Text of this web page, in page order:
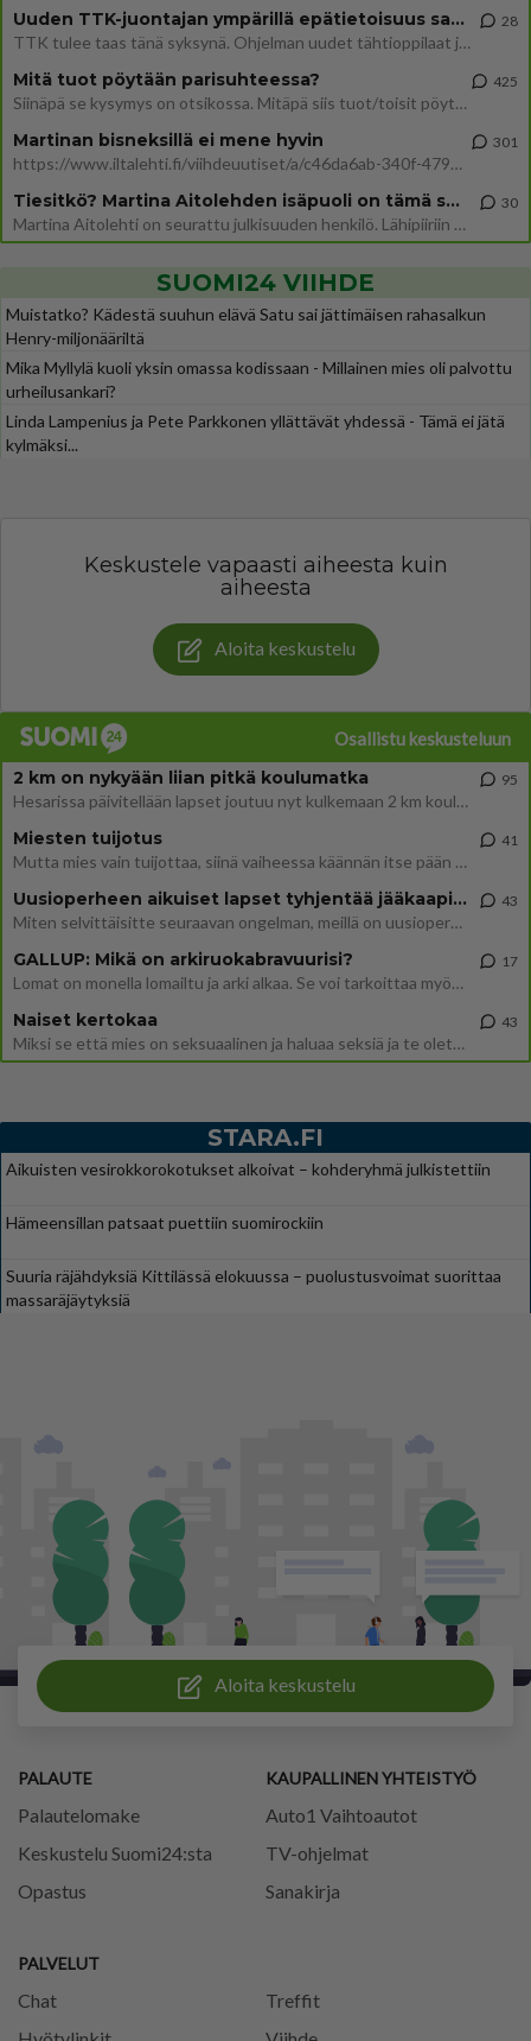
Uuden TTK-juontajan ympärillä epätietoisuus sakenee - Nyt MTV hämmentää soppaa
TTK tulee taas tänä syksynä. Ohjelman uudet tähtioppilaat julkistetaan torstaina 6. elokuuta klo 14 alkavassa lehdistö
28
Mitä tuot pöytään parisuhteessa?
Siinäpä se kysymys on otsikossa. Mitäpä siis tuot/toisit pöytään parisuhteessa? Oletko mies vai nainen? Koetko sen mitä
425
Martinan bisneksillä ei mene hyvin
https://www.iltalehti.fi/viihdeuutiset/a/c46da6ab-340f-4790-aaa7-0865eed2336 Yrityksen konkurssihakemus on tullut kärä
301
Tiesitkö? Martina Aitolehden isäpuoli on tämä suosittu laulaja
Martina Aitolehti on seurattu julkisuuden henkilö. Lähipiiriin mahtuu muitakin tunnettuja henkilöitä. Tiesitkö, että Ma
30
SUOMI24 VIIHDE
Muistatko? Kädestä suuhun elävä Satu sai jättimäisen rahasalkun
Henry-miljonääriltä
Mika Myllylä kuoli yksin omassa kodissaan - Millainen mies oli palvottu
urheilusankari?
Linda Lampenius ja Pete Parkkonen yllättävät yhdessä - Tämä ei jätä
kylmäksi...
Keskustele vapaasti aiheesta kuin
aiheesta
Aloita keskustelu
Osallistu keskusteluun
2 km on nykyään liian pitkä koulumatka
Hesarissa päivitellään lapset joutuu nyt kulkemaan 2 km kouluun jösses. Ruostefillarilla tuo matka menee vaikka miten äk
95
Miesten tuijotus
Mutta mies vain tuijottaa, siinä vaiheessa käännän itse pään pois. Mikä juttu? Yleensä jos joku tuijottaa tai katsoo, hä
41
Uusioperheen aikuiset lapset tyhjentää jääkaapin käydessään
Miten selvittäisitte seuraavan ongelman, meillä on uusioperhe, minulla teini-ikäiset lapset ja puolisolla aikuiset, jotk
43
GALLUP: Mikä on arkiruokabravuurisi?
Lomat on monella lomailtu ja arki alkaa. Se voi tarkoittaa myös sitä, että grillailut on grillattu ja palataan arjen ruo
17
Naiset kertokaa
Miksi se että mies on seksuaalinen ja haluaa seksiä ja te olette hänen mielestänne haluttava on vastenmielistä? Mikä sii
43
STARA.FI
Aikuisten vesirokkorokotukset alkoivat – kohderyhmä julkistettiin
Hämeensillan patsaat puettiin suomirockiin
Suuria räjähdyksiä Kittilässä elokuussa – puolustusvoimat suorittaa
massaräjäytyksiä
Aloita keskustelu
PALAUTE
Palautelomake
Keskustelu Suomi24:sta
Opastus
PALVELUT
Chat
Treffit
KAUPALLINEN YHTEISTYÖ
Auto1 Vaihtoautot
TV-ohjelmat
Sanakirja